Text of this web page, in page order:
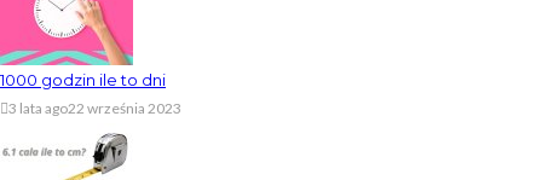
1000 godzin ile to dni
3 lata ago22 września 2023